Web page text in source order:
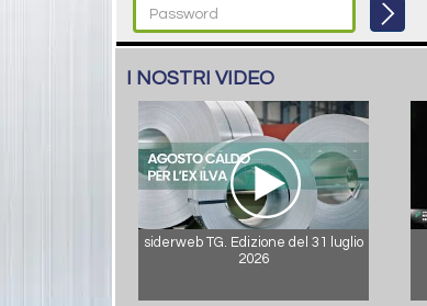
I NOSTRI VIDEO
siderweb TG. Edizione del 31 luglio
2026